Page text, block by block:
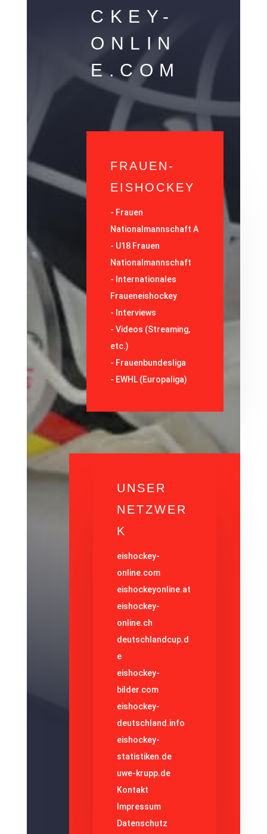
CKEY-
ONLIN
E.COM
FRAUEN-
EISHOCKEY
- Frauen
Nationalmannschaft A
- U18 Frauen
Nationalmannschaft
- Internationales
Fraueneishockey
- Interviews
-Videos (Streaming,
etc.)
- Frauenbundesliga
- EWHL (Europaliga)
UNSER
NETZWER
K
eishockey-
online.com
eishockeyonline.at
eishockey-
online.ch
deutschlandcup.d
e
eishockey-
bilder.com
eishockey-
deutschland.info
eishockey-
statistiken.de
uwe-krupp.de
Kontakt
Impressum
Datenschutz